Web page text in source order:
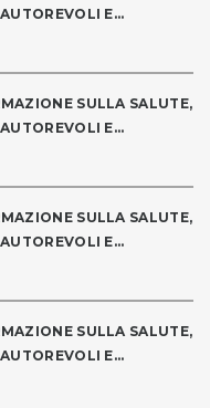
E...
SULLA SALUTE,
E...
SULLA SALUTE,
E...
SULLA SALUTE,
E...